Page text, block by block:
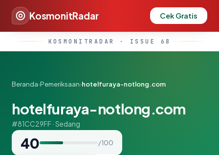
KosmonitRadar Cek Gratis
KOSMONITRADAR · ISSUE 68
Beranda›Pemeriksaan›hotelfuraya-notlong.com
hotelfuraya-notlong.com
#81CC29FF · Sedang
40 / 100